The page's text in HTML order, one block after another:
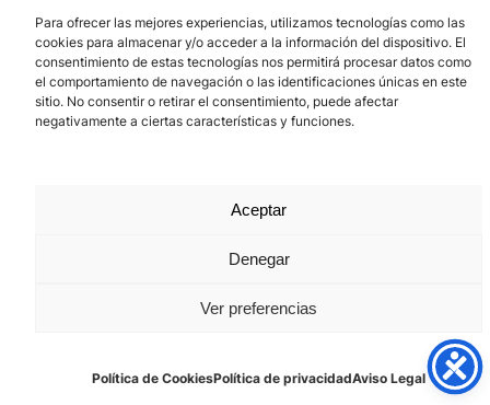
Para ofrecer las mejores experiencias, utilizamos tecnologías como las
cookies para almacenar y/o acceder a la información del dispositivo. El
consentimiento de estas tecnologías nos permitirá procesar datos como
el comportamiento de navegación o las identificaciones únicas en este
sitio. No consentir o retirar el consentimiento, puede afectar
negativamente a ciertas características y funciones.
Aceptar
Denegar
Ver preferencias
Política de CookiesPolítica de privacidadAviso Legal
Los Prados, 121 – 33203 Gijón
985 185 577 – info@laboralcentrodearte.org